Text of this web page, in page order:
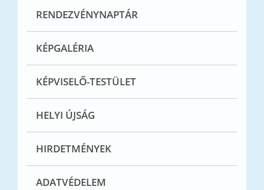
RENDEZVÉNYNAPTÁR
KÉPGALÉRIA
KÉPVISELŐ-TESTÜLET
HELYI ÚJSÁG
HIRDETMÉNYEK
ADATVÉDELEM